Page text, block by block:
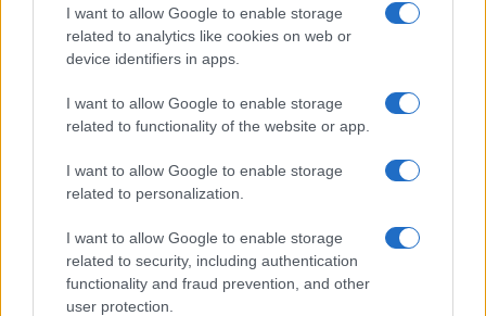
I want to allow Google to enable storage
related to analytics like cookies on web or
device identifiers in apps.
I want to allow Google to enable storage
related to functionality of the website or app.
I want to allow Google to enable storage
related to personalization.
I want to allow Google to enable storage
related to security, including authentication
functionality and fraud prevention, and other
user protection.
detonatore staccato, per l’occhio di un dipendente
e per una collisione che ha causato soltanto danni
lievi. Tre circostanze fortunate non costituiscono
un sistema di difesa.Sono soltanto tre
avvertimenti.